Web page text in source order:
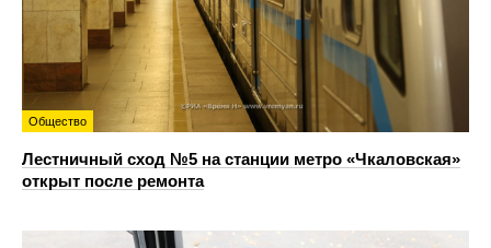
Общество
Лестничный сход №5 на станции метро «Чкаловская»
открыт после ремонта